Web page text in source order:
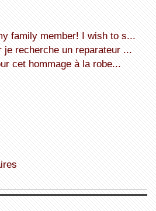
family member! I wish to s...
je recherche un reparateur ...
cet hommage à la robe...